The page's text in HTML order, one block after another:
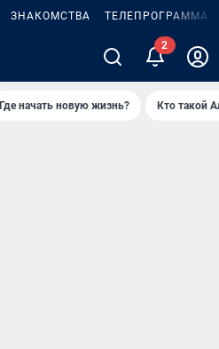
ЗНАКОМСТВА ТЕЛЕПРОГРАММА
Где начать новую жизнь? Кто такой